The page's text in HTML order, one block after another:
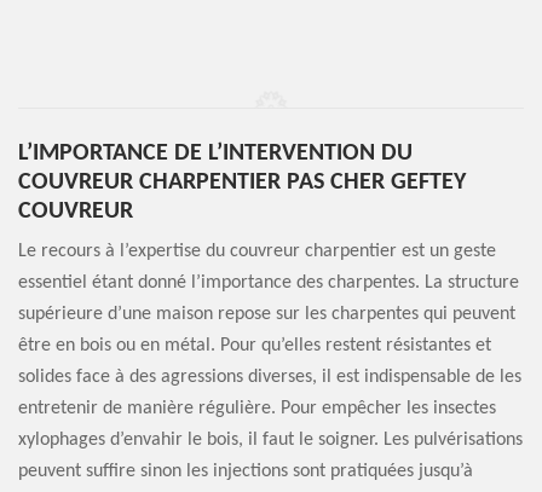
L’IMPORTANCE DE L’INTERVENTION DU
COUVREUR CHARPENTIER PAS CHER GEFTEY
COUVREUR
Le recours à l’expertise du couvreur charpentier est un geste
essentiel étant donné l’importance des charpentes. La structure
supérieure d’une maison repose sur les charpentes qui peuvent
être en bois ou en métal. Pour qu’elles restent résistantes et
solides face à des agressions diverses, il est indispensable de les
entretenir de manière régulière. Pour empêcher les insectes
xylophages d’envahir le bois, il faut le soigner. Les pulvérisations
peuvent suffire sinon les injections sont pratiquées jusqu’à